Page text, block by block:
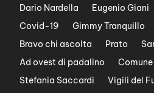
Dario Nardella
Eugenio Giani
Covid-19
Gimmy Tranquillo
Bravo chi ascolta
Prato
Ad ovest di padalino
Stefania Saccardi
Vigili del